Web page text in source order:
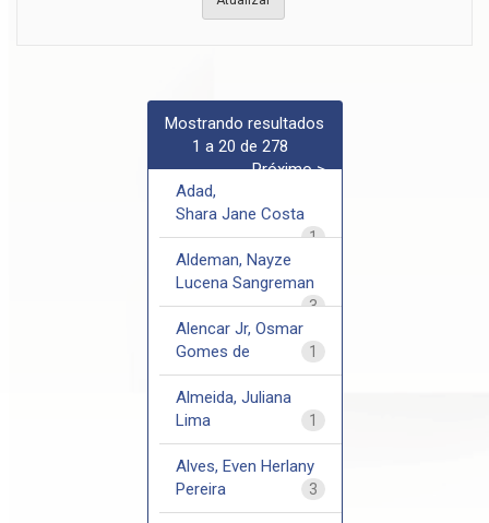
Mostrando resultados
1 a 20 de 278
Próximo >
Adad,
Shara Jane Costa
1
Aldeman, Nayze
Lucena Sangreman
3
Alencar Jr, Osmar
Gomes de
1
Almeida, Juliana
Lima
1
Alves, Even Herlany
Pereira
3